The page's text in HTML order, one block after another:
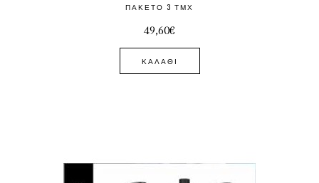
ΠΑΚΈΤΟ 3 ΤΜΧ
49,60€
ΚΑΛΆΘΙ